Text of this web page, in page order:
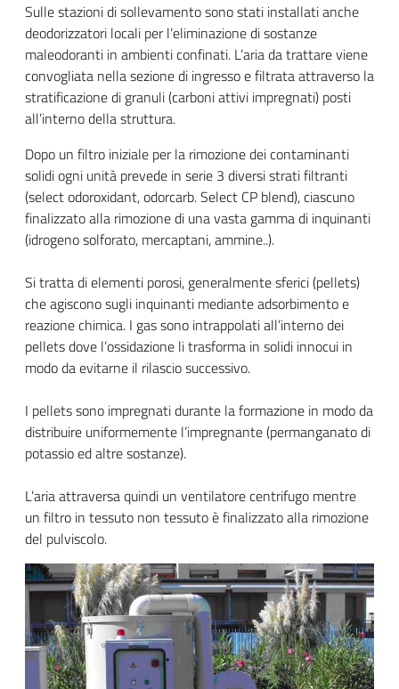
Sulle stazioni di sollevamento sono stati installati anche
deodorizzatori locali per l’eliminazione di sostanze
maleodoranti in ambienti confinati. L’aria da trattare viene
convogliata nella sezione di ingresso e filtrata attraverso la
stratificazione di granuli (carboni attivi impregnati) posti
all’interno della struttura.
Dopo un filtro iniziale per la rimozione dei contaminanti
solidi ogni unità prevede in serie 3 diversi strati filtranti
(select odoroxidant, odorcarb. Select CP blend), ciascuno
finalizzato alla rimozione di una vasta gamma di inquinanti
(idrogeno solforato, mercaptani, ammine..).
Si tratta di elementi porosi, generalmente sferici (pellets)
che agiscono sugli inquinanti mediante adsorbimento e
reazione chimica. I gas sono intrappolati all’interno dei
pellets dove l’ossidazione li trasforma in solidi innocui in
modo da evitarne il rilascio successivo.
I pellets sono impregnati durante la formazione in modo da
distribuire uniformemente l’impregnante (permanganato di
potassio ed altre sostanze).
L’aria attraversa quindi un ventilatore centrifugo mentre
un filtro in tessuto non tessuto è finalizzato alla rimozione
del pulviscolo.